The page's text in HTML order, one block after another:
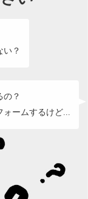
い？
の？
ォームするけど...